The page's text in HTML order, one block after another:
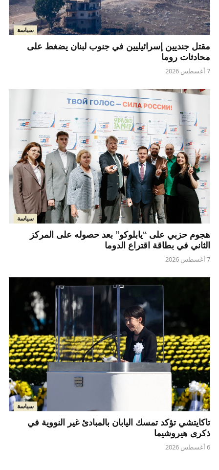
سياسة
مقتل جنديين إسرائيليين في جنوب لبنان يضغط على
محادثات روما
7 أغسطس 2026
سياسة
هجوم حزبي على “يابلوكو” بعد حصوله على المركز
الثاني في بطاقة اقتراع الدوما
7 أغسطس 2026
سياسة
تاكايتشي تؤكد تمسك اليابان بالمبادئ غير النووية في
ذكرى هيروشيما
6 أغسطس 2026